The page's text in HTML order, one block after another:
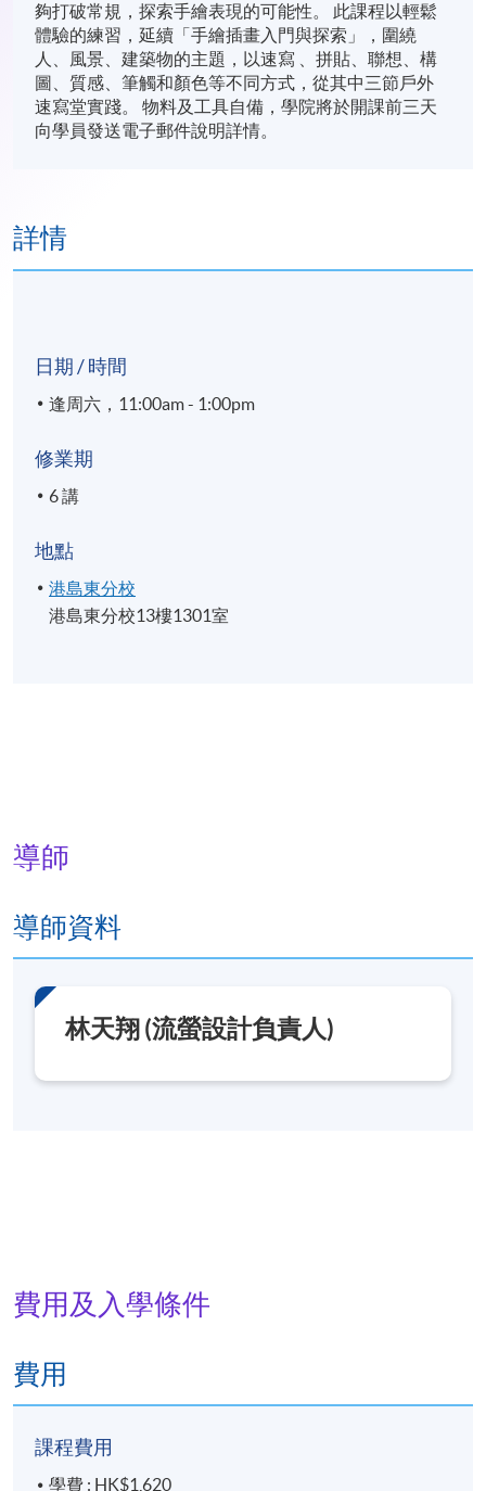
夠打破常規，探索手繪表現的可能性。 此課程以輕鬆
體驗的練習，延續「手繪插畫入門與探索」，圍繞
人、風景、建築物的主題，以速寫 、拼貼、聯想、構
圖、質感、筆觸和顏色等不同方式，從其中三節戶外
速寫堂實踐。 物料及工具自備，學院將於開課前三天
向學員發送電子郵件說明詳情。
詳情
日期 / 時間
逢周六，11:00am - 1:00pm
修業期
6 講
地點
港島東分校
港島東分校13樓1301室
導師
導師資料
林天翔 (流螢設計負責人)
費用及入學條件
費用
課程費用
學費 : HK$1,620